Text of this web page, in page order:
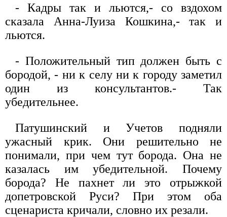
- Кадры так и льются,- со вздохом
сказала Анна-Луиза Кошкина,- так и
льются.
- Положительный тип должен быть с
бородой, - ни к селу ни к городу заметил
один из консультантов.- Так
убедительнее.
Патушинский и Учетов подняли
ужасный крик. Они решительно не
понимали, при чем тут борода. Она не
казалась им убедительной. Почему
борода? Не пахнет ли это отрыжкой
допетровской Руси? При этом оба
сценариста кричали, словно их резали.